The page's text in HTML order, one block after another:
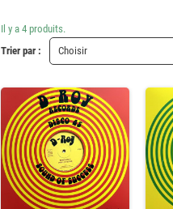
Trier par : Choisir
Il y a 4 produits.